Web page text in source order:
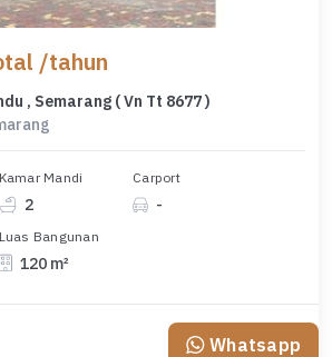
/tahun
, Semarang ( Vn Tt 8677 )
Kamar Mandi
2
Carport
-
Luas Bangunan
120 m²
Whatsapp